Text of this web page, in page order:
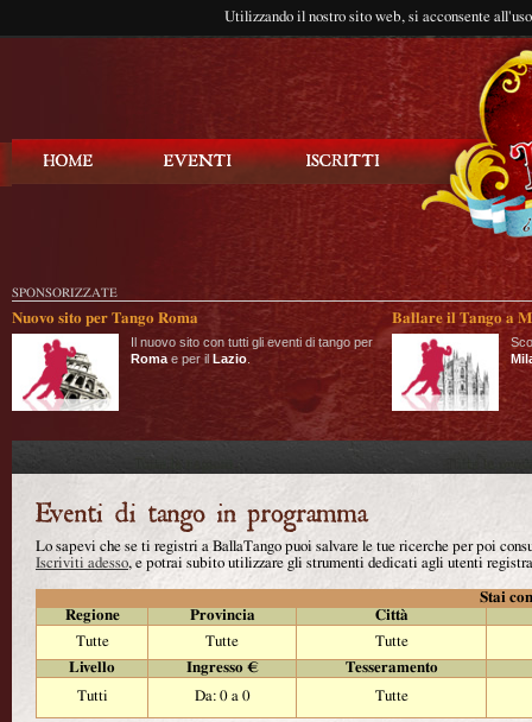
Utilizzando il nostro sito web, si acconsente
SPONSORIZZATE
Nuovo sito per Tango Roma
Il nuovo sito con tutti gli eventi di tango per
Roma e per il Lazio
Ballare il Tango a
Lo sapevi che se ti registri a BallaTango puoi salvare le tue ricerche per poi
Iscriviti adesso, e potrai subito utilizzare gli strumenti dedicati agli utenti
Stai
Regione
Provincia
Città
Tutte
Tutte
Tutte
Livello
Ingresso €
Tesseramento
Tutti
Da: 0 a 0 Tutte